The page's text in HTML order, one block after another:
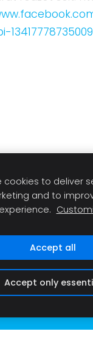
cookies to deliver
and to
experience.
Accept all
Accept only